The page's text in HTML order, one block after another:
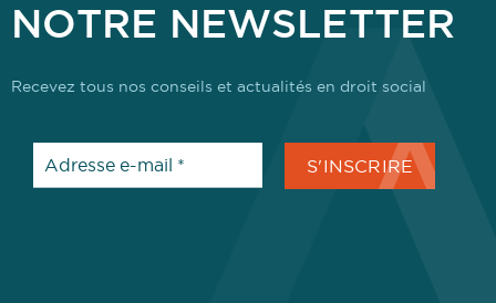
NOTRE NEWSLETTER
Recevez tous nos conseils et actualités en droit social